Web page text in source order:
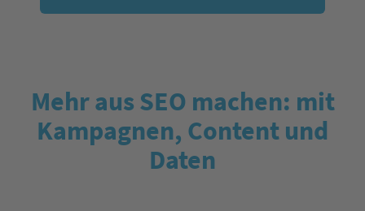
Mehr aus SEO machen: mit
Kampagnen, Content und
Daten